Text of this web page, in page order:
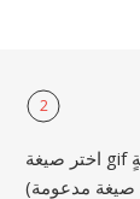
2
اختر صيغة gif أو أية صيغة أخرى أنت بحاجةٍ